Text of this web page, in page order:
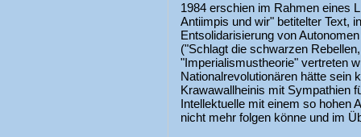
1984 erschien im Rahmen eines
Antiimpis und wir" betitelter Text,
Entsolidarisierung von
("Schlagt die schwarzen
"Imperialismustheorie" vertreten
Nationalrevolutionären hätte sein
Krawawallheinis mit Sympathien
Intellektuelle mit einem so hohen
nicht mehr folgen könne und im